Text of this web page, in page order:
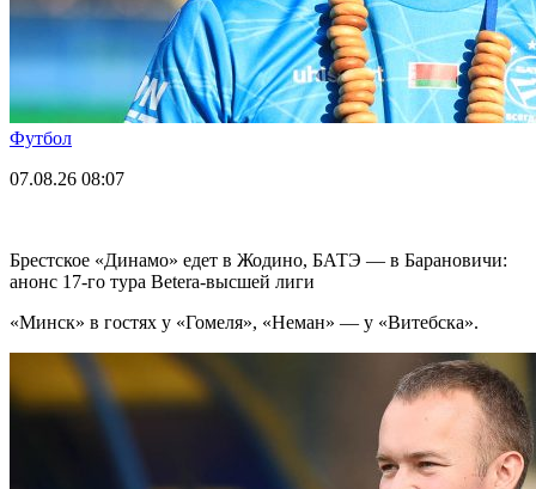
Футбол
07.08.26 08:07
Брестское «Динамо» едет в Жодино, БАТЭ — в Барановичи:
анонс 17-го тура Betera-высшей лиги
«Минск» в гостях у «Гомеля», «Неман» — у «Витебска».